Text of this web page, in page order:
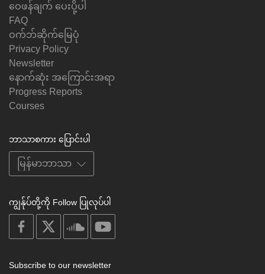
ဝေဖန်ချက် ပေးပို့ပါ
FAQ
ဝက်ဘ်ဆိုက်မြေပုံ
Privacy Policy
Newsletter
နောက်ဆုံး အကြောင်းအရာ
Progress Reports
Courses
ဘာသာစကား ပြောင်းပါ
ကျွန်ုပ်တို့ကို Follow ပြုလုပ်ပါ
on
facebook
soundcloud
Subscribe to our newsletter